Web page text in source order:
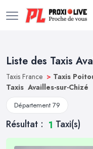
Liste des Taxis
Taxis France > Taxis
Taxis Availles-sur-Chizé
Département 79
Résultat : 1 Taxi(s)